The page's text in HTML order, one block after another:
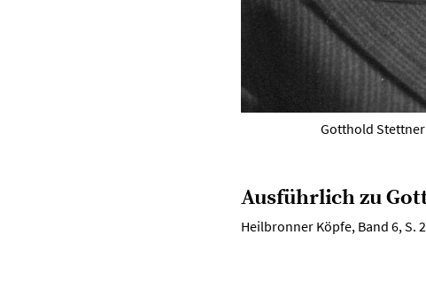
Gotthold
Ausführlich zu
Heilbronner Köpfe, Band 6, S.